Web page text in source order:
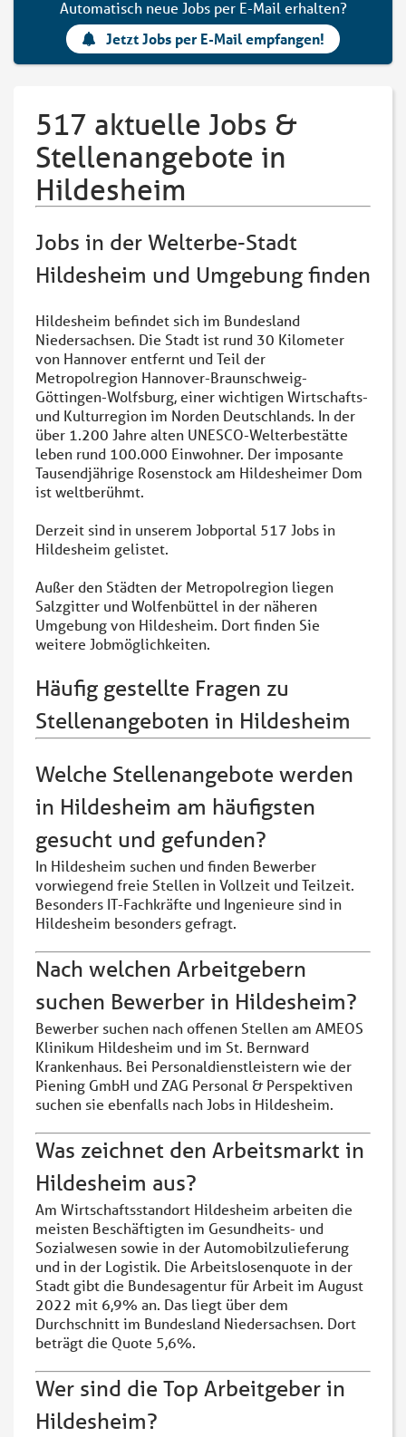
Automatisch neue Jobs per E-Mail erhalten?
Jetzt Jobs per E-Mail empfangen!
517 aktuelle Jobs &
Stellenangebote in
Hildesheim
Jobs in der Welterbe-Stadt
Hildesheim und Umgebung finden
Hildesheim befindet sich im Bundesland
Niedersachsen. Die Stadt ist rund 30 Kilometer
von Hannover entfernt und Teil der
Metropolregion Hannover-Braunschweig-
Göttingen-Wolfsburg, einer wichtigen Wirtschafts-
und Kulturregion im Norden Deutschlands. In der
über 1.200 Jahre alten UNESCO-Welterbestätte
leben rund 100.000 Einwohner. Der imposante
Tausendjährige Rosenstock am Hildesheimer Dom
ist weltberühmt.
Derzeit sind in unserem Jobportal 517 Jobs in
Hildesheim gelistet.
Außer den Städten der Metropolregion liegen
Salzgitter und Wolfenbüttel in der näheren
Umgebung von Hildesheim. Dort finden Sie
weitere Jobmöglichkeiten.
Häufig gestellte Fragen zu
Stellenangeboten in Hildesheim
Welche Stellenangebote werden
in Hildesheim am häufigsten
gesucht und gefunden?
In Hildesheim suchen und finden Bewerber
vorwiegend freie Stellen in Vollzeit und Teilzeit.
Besonders IT-Fachkräfte und Ingenieure sind in
Hildesheim besonders gefragt.
Nach welchen Arbeitgebern
suchen Bewerber in Hildesheim?
Bewerber suchen nach offenen Stellen am AMEOS
Klinikum Hildesheim und im St. Bernward
Krankenhaus. Bei Personaldienstleistern wie der
Piening GmbH und ZAG Personal & Perspektiven
suchen sie ebenfalls nach Jobs in Hildesheim.
Was zeichnet den Arbeitsmarkt in
Hildesheim aus?
Am Wirtschaftsstandort Hildesheim arbeiten die
meisten Beschäftigten im Gesundheits- und
Sozialwesen sowie in der Automobilzulieferung
und in der Logistik. Die Arbeitslosenquote in der
Stadt gibt die Bundesagentur für Arbeit im August
2022 mit 6,9% an. Das liegt über dem
Durchschnitt im Bundesland Niedersachsen. Dort
beträgt die Quote 5,6%.
Wer sind die Top Arbeitgeber in
Hildesheim?